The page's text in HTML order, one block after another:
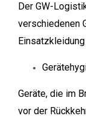
Der GW-
verschiedenen
Geräte, die im
vor der